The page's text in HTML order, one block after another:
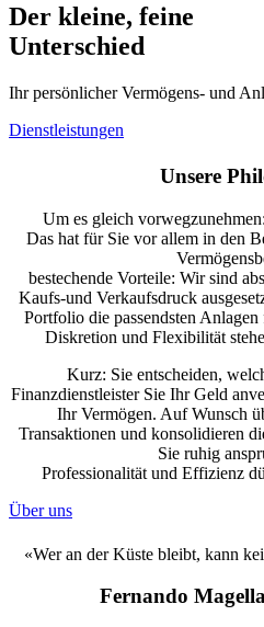
Der kleine, feine
Unterschied
Ihr persönlicher Vermögens- und
Dienstleistungen
Unsere
Um es gleich
Das hat für Sie vor allem in den
bestechende Vorteile: Wir sind
Kaufs-und Verkaufsdruck
Portfolio die passendsten
Diskretion und Flexibilität
Kurz: Sie entscheiden,
Finanzdienstleister Sie Ihr Geld
Ihr Vermögen. Auf Wunsch
Transaktionen und konsolidieren
Sie ruhig
Professionalität und Effizienz
Über uns
«Wer an der Küste bleibt, kann
Fernando